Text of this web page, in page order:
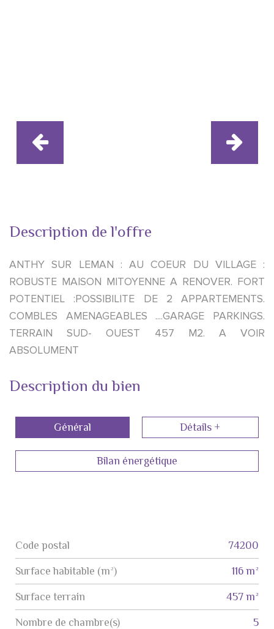
Description de l'offre
ANTHY SUR LEMAN : AU COEUR DU VILLAGE :
ROBUSTE MAISON MITOYENNE A RENOVER. FORT
POTENTIEL :POSSIBILITE DE 2 APPARTEMENTS.
COMBLES AMENAGEABLES ....GARAGE PARKINGS.
TERRAIN SUD- OUEST 457 M2. A VOIR
ABSOLUMENT
Description du bien
Général Détails +
Bilan énergétique
Label
Code postal 74200
Surface habitable (m²) 116 m²
surface terrain 457 m²
Nombre de chambre(s) 5